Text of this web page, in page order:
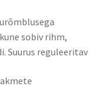
sobiv rihm,
Suurus reguleeritav